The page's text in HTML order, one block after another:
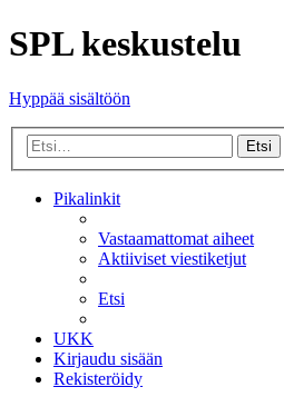
SPL keskustelu
Hyppää sisältöön
Etsi
Pikalinkit
Vastaamattomat aiheet
Aktiiviset viestiketjut
Etsi
UKK
Kirjaudu sisään
Rekisteröidy